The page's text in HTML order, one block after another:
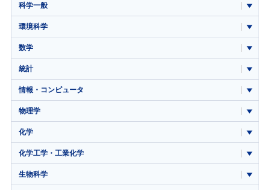
科学一般
環境科学
数学
統計
情報・コンピュータ
物理学
化学
化学工学・工業化学
生物科学